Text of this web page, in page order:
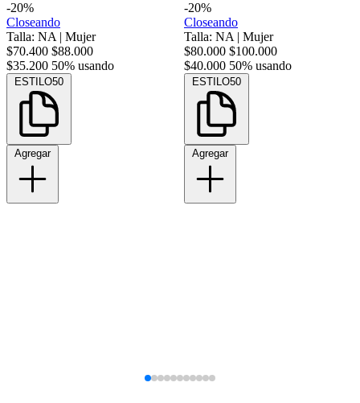
-20%
Closeando
Talla: NA | Mujer
$70.400 $88.000
$35.200 50% usando
ESTILO50
Agregar
-20%
Closeando
Talla: NA | Mujer
$80.000 $100.000
$40.000 50% usando
ESTILO50
Agregar